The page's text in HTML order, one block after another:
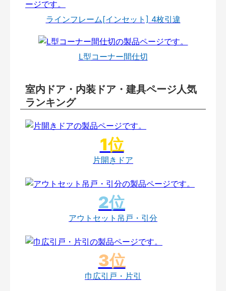
ラインフレーム[インセット] 4枚引違
L型コーナー間仕切
室内ドア・内装ドア・建具ページ人気
ランキング
片開きドア
アウトセット吊戸・引分
巾広引戸・片引